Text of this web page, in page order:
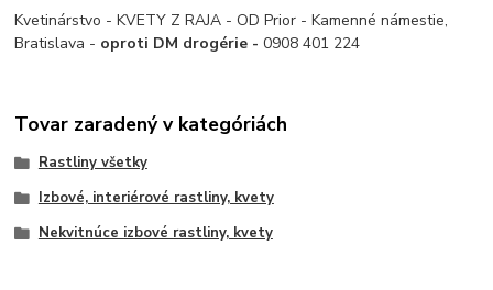
Kvetinárstvo - KVETY Z RAJA - OD Prior - Kamenné námestie,
Bratislava - oproti DM drogérie -0908 401 224
Tovar zaradený v kategóriách
Rastliny všetky
Izbové, interiérové rastliny, kvety
Nekvitnúce izbové rastliny, kvety